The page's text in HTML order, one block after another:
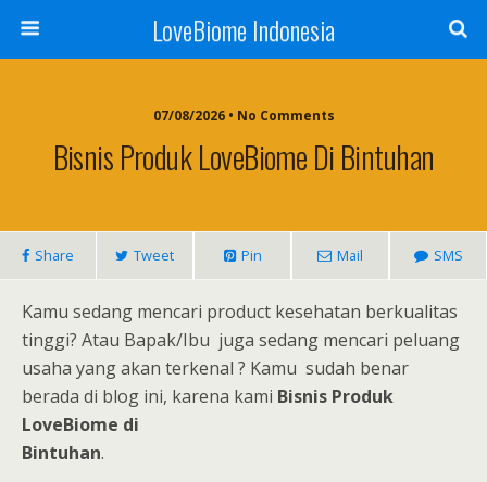
LoveBiome Indonesia
07/08/2026 • No Comments
Bisnis Produk LoveBiome Di Bintuhan
Share Tweet Pin Mail SMS
Kamu sedang mencari product kesehatan berkualitas
tinggi? Atau Bapak/Ibu juga sedang mencari peluang
usaha yang akan terkenal ? Kamu sudah benar
berada di blog ini, karena kami Bisnis Produk
LoveBiome di
Bintuhan.